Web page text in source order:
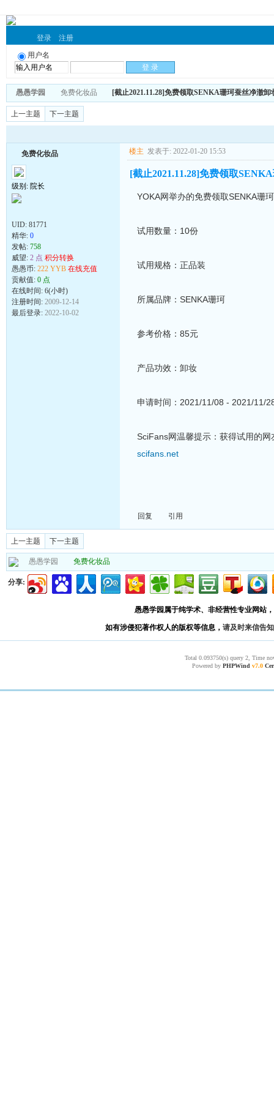
登录 注册
用户名
愚愚学园 免费化妆品 [截止2021.11.28]免费领取SENKA珊珂蚕丝净澈卸
上一主题 下一主题
免费化妆品
级别: 院长
UID: 81771
精华: 0
发帖: 758
威望: 2 点 积分转换
愚愚币: 222 YYB 在线充值
贡献值: 0 点
在线时间: 6(小时)
注册时间: 2009-12-14
最后登录: 2022-10-02
楼主 发表于: 2022-01-20 15:53
[截止2021.11.28]免费领取
YOKA网举办的免费领取SENKA珊
试用数量：10份
试用规格：正品装
所属品牌：SENKA珊珂
参考价格：85元
产品功效：卸妆
申请时间：2021/11/08 - 2021/11/
SciFans网温馨提示：获得试用的
scifans.net
回复 引用
上一主题 下一主题
愚愚学园 免费化妆品
分享:
愚愚学园属于纯学术、非经营性专业网站
如有涉侵犯著作权人的版权等信息， 请及时来信告知
Total 0.093750(s) query 2, Time
Powered by PHPWind v7.0